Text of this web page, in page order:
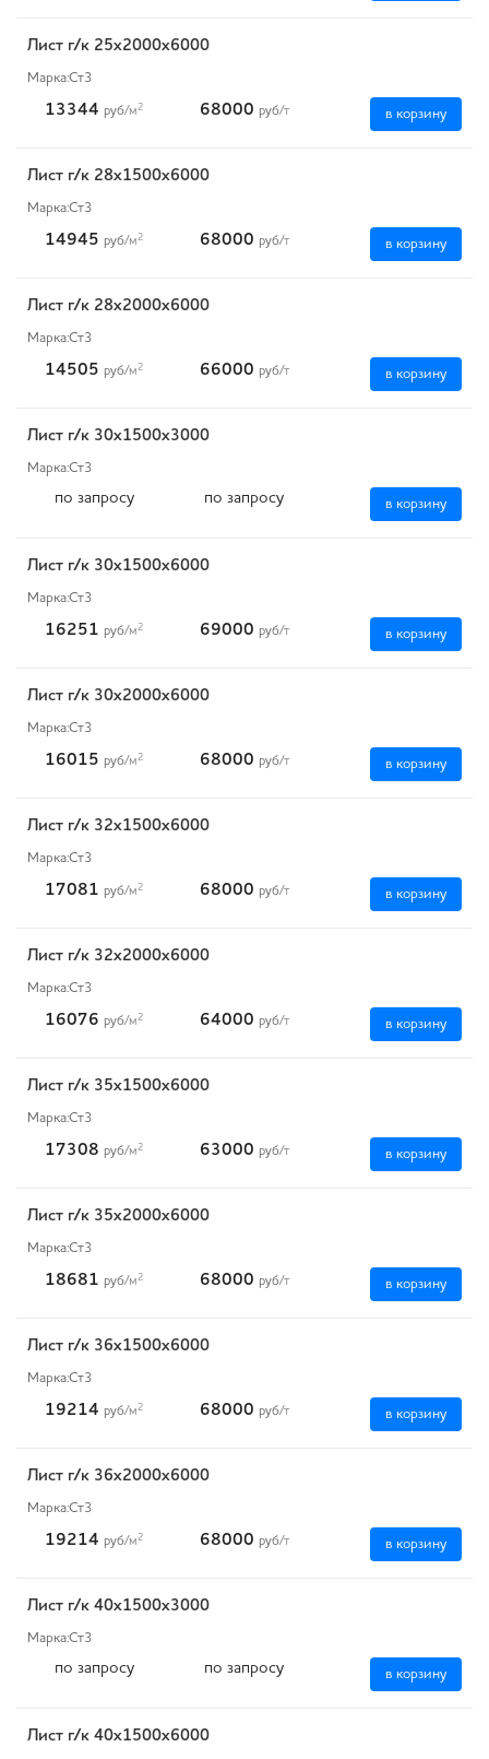
Лист г/к 25х2000х6000
Марка:Ст3
13344 руб/м2 68000 руб/т в корзину
Лист г/к 28х1500х6000
Марка:Ст3
14945 руб/м2 68000 руб/т в корзину
Лист г/к 28х2000х6000
Марка:Ст3
14505 руб/м2 66000 руб/т в корзину
Лист г/к 30х1500х3000
Марка:Ст3
по запросу по запросу в корзину
Лист г/к 30х1500х6000
Марка:Ст3
16251 руб/м2 69000 руб/т в корзину
Лист г/к 30х2000х6000
Марка:Ст3
16015 руб/м2 68000 руб/т в корзину
Лист г/к 32х1500х6000
Марка:Ст3
17081 руб/м2 68000 руб/т в корзину
Лист г/к 32х2000х6000
Марка:Ст3
16076 руб/м2 64000 руб/т в корзину
Лист г/к 35х1500х6000
Марка:Ст3
17308 руб/м2 63000 руб/т в корзину
Лист г/к 35х2000х6000
Марка:Ст3
18681 руб/м2 68000 руб/т в корзину
Лист г/к 36х1500х6000
Марка:Ст3
19214 руб/м2 68000 руб/т в корзину
Лист г/к 36х2000х6000
Марка:Ст3
19214 руб/м2 68000 руб/т в корзину
Лист г/к 40х1500х3000
Марка:Ст3
по запросу по запросу в корзину
Лист г/к 40х1500х6000